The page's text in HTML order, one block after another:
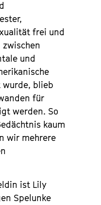
frei und
und
wurde, blieb
für
werden. So
kaum
wir mehrere
ist Lily
Spelunke